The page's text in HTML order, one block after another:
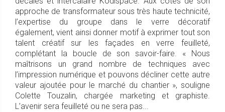
approche de transformateur sous très haute technicité,
l’expertise du groupe dans le verre décoratif
également, vient ainsi donner motif à exprimer tout son
talent créatif sur les façades en verre feuilleté,
complétant la boucle de son savoir-faire. « Nous
maîtrisons un grand nombre de techniques avec
l’impression numérique et pouvons décliner cette autre
valeur ajoutée pour le marché du chantier », souligne
Colette Touzalin, chargée marketing et graphiste.
L’avenir sera feuilleté ou ne sera pas...